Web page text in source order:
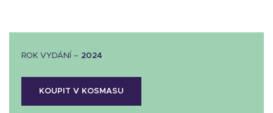
ROK VYDÁNÍ – 2024
KOUPIT V KOSMASU